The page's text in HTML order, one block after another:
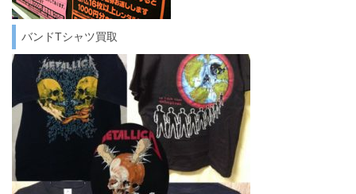
バンドTシャツ買取